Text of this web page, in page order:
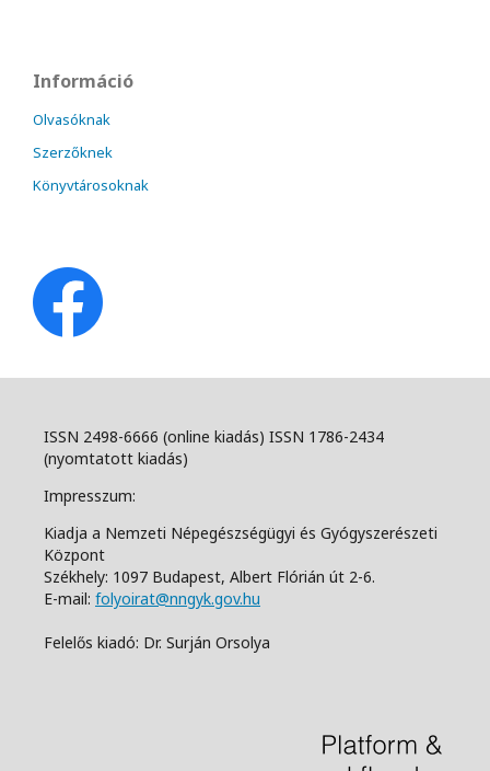
Információ
Olvasóknak
Szerzőknek
Könyvtárosoknak
ISSN 2498-6666 (online kiadás) ISSN 1786-2434
(nyomtatott kiadás)
Impresszum:
Kiadja a Nemzeti Népegészségügyi és Gyógyszerészeti
Központ
Székhely: 1097 Budapest, Albert Flórián út 2-6.
E-mail: folyoirat@nngyk.gov.hu
Felelős kiadó: Dr. Surján Orsolya